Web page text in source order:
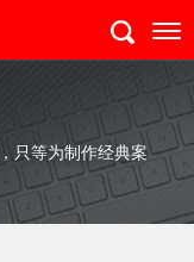
只等为制作经典案